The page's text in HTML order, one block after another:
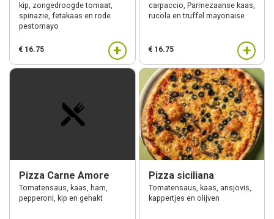
kip, zongedroogde tomaat,
spinazie, fetakaas en rode
pestomayo
€ 16.75 +
carpaccio, Parmezaanse kaas,
rucola en truffel mayonaise
€ 16.75 +
Pizza Carne Amore
Tomatensaus, kaas, ham,
pepperoni, kip en gehakt
Pizza siciliana
Tomatensaus, kaas, ansjovis,
kappertjes en olijven